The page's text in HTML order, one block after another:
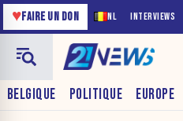
NL INTERVIEWS
♥FAIRE UN DON
BELGIQUE POLITIQUE EUROPE